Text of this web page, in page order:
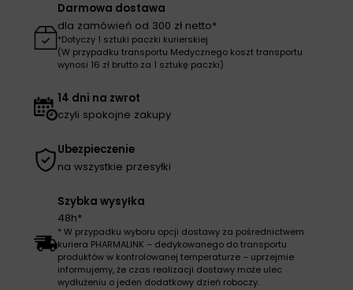
Darmowa dostawa
dla zamówień od 300 zł netto*
*Dotyczy 1 sztuki paczki kurierskiej
(W przypadku transportu Medycznego koszt transportu
wynosi 16 zł brutto za 1 sztukę paczki)
14 dni na zwrot
czyli spokojne zakupy
Ubezpieczenie
na wszystkie przesyłki
Szybka wysyłka
48h*
* W przypadku wyboru opcji dostawy za pośrednictwem
kuriera PHARMALINK – dedykowanego do transportu
produktów w kontrolowanej temperaturze – uprzejmie
informujemy, że czas realizacji dostawy może ulec
wydłużeniu o jeden dodatkowy dzień roboczy.